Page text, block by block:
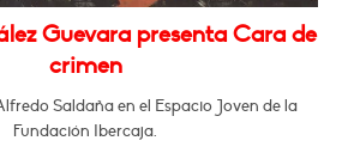
Guevara presenta Cara de
crimen
Saldaña en el Espacio Joven de la
Fundación Ibercaja.